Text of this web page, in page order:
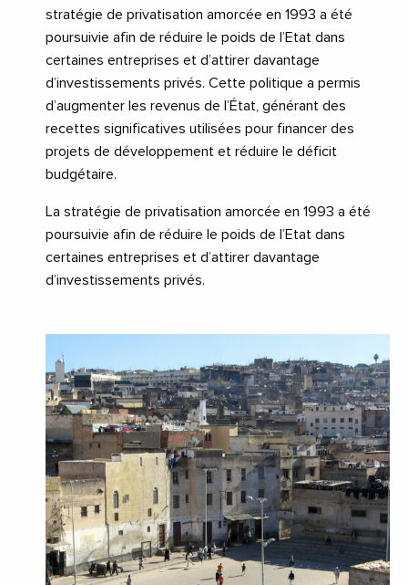
stratégie de privatisation amorcée en 1993 a été
poursuivie afin de réduire le poids de l’Etat dans
certaines entreprises et d’attirer davantage
d’investissements privés. Cette politique a permis
d’augmenter les revenus de l’État, générant des
recettes significatives utilisées pour financer des
projets de développement et réduire le déficit
budgétaire.
La stratégie de privatisation amorcée en 1993 a été
poursuivie afin de réduire le poids de l’Etat dans
certaines entreprises et d’attirer davantage
d’investissements privés.